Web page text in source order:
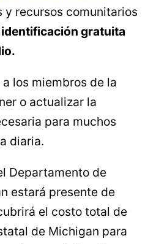
y recursos comunitarios
identificación gratuita
los miembros de la
o actualizar la
para muchos
diaria.
Departamento de
estará presente de
el costo total de
de Michigan para